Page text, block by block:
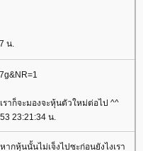
น.
าก็จะมองจะหุ้นตัวใหม่ต่อไป ^^
23:21:34 น.
กหุ้นนั้นไม่เจ็งไปซะก่อนยังไงเรา